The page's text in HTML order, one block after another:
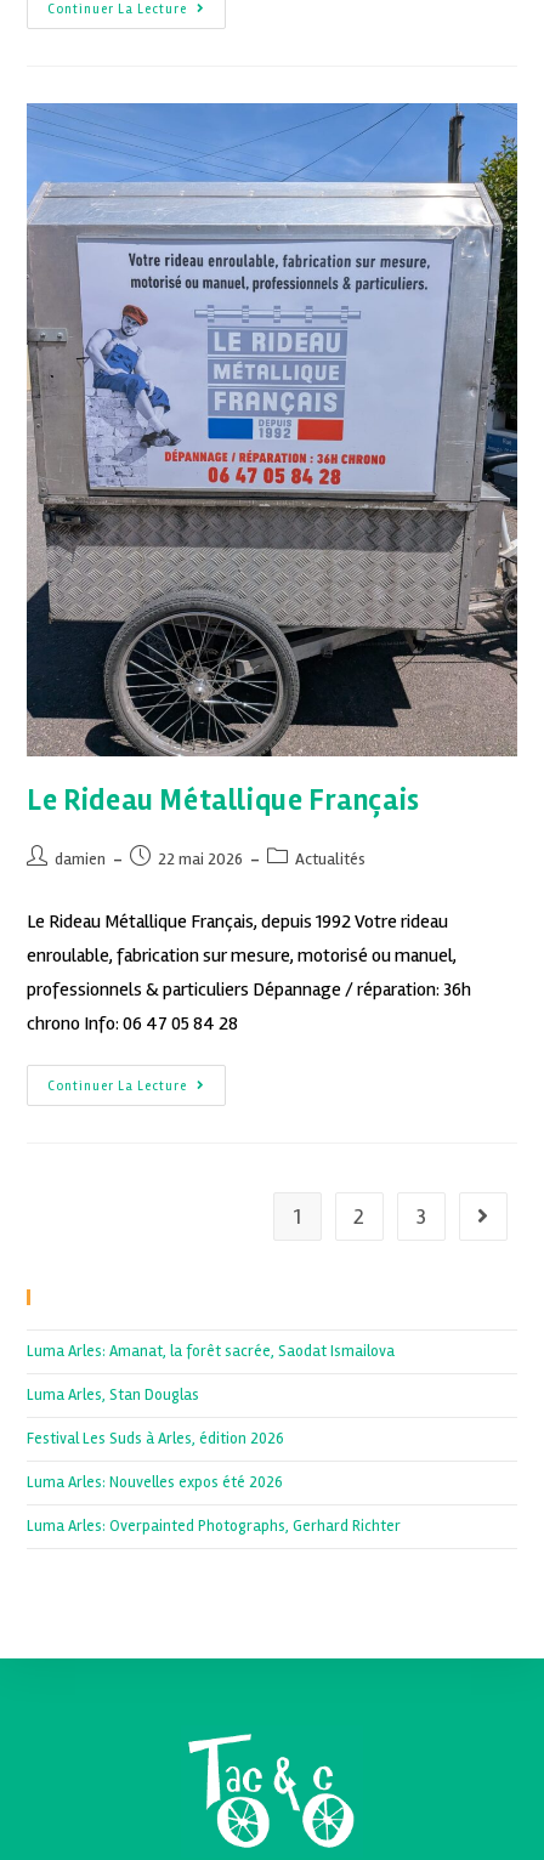
Continuer La Lecture
Le Rideau Métallique Français
damien 22 mai 2026 Actualités
Le Rideau Métallique Français, depuis 1992 Votre rideau
enroulable, fabrication sur mesure, motorisé ou manuel,
professionnels & particuliers Dépannage / réparation: 36h
chrono Info: 06 47 05 84 28
Continuer La Lecture
1 2 3
Luma Arles: Amanat, la forêt sacrée, Saodat Ismailova
Luma Arles, Stan Douglas
Festival Les Suds à Arles, édition 2026
Luma Arles: Nouvelles expos été 2026
Luma Arles: Overpainted Photographs, Gerhard Richter